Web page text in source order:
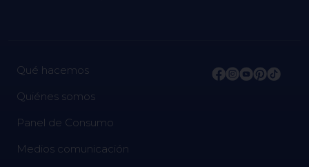
Qué hacemos
Quiénes somos
Panel de Consumo
Medios comunicación